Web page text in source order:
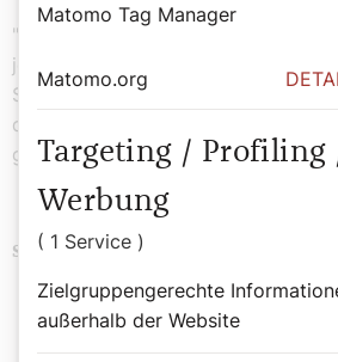
"Kinderarmut ist untragbar, und wir
jedes Kind mit auf die Bildungsreise
Schwertner. Er fordert auch eine
des Sozialhilfesystems. "Bildung ist
gegen Armut".
Schlagwörter
Matomo Tag Manager
Matomo.org
Targeting / Profiling
Werbung
( 1 Service )
Zielgruppengerechte
außerhalb der Website